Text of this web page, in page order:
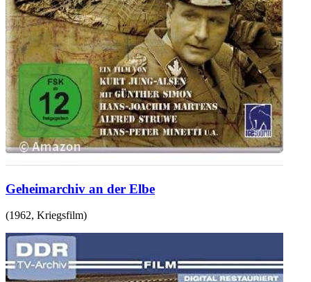
Geheimarchiv an der Elbe
(1962, Kriegsfilm)